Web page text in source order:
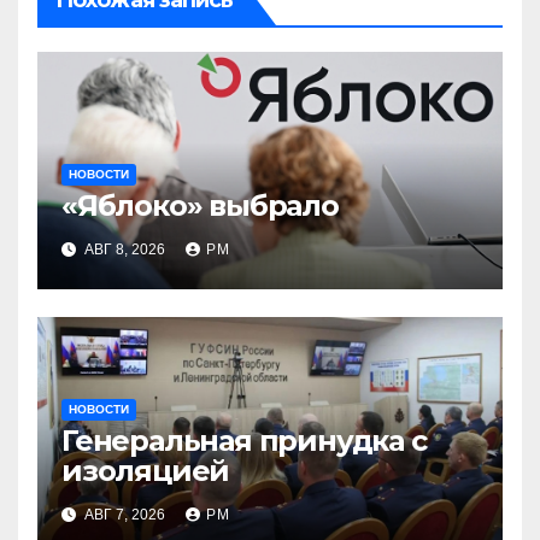
НОВОСТИ
«Яблоко» выбрало
АВГ 8, 2026 РМ
НОВОСТИ
Генеральная принудка с
изоляцией
АВГ 7, 2026 РМ